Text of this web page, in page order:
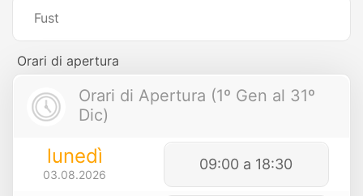
Fust
Orari di apertura
Orari di Apertura (1º Gen al 31º
Dic)
lunedì
03.08.2026
09:00 a 18:30